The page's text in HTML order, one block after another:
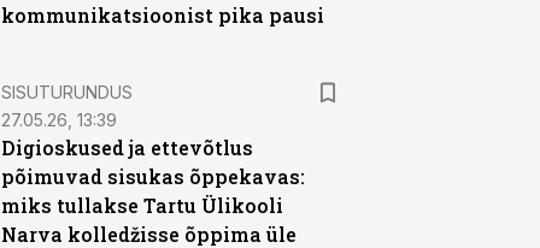
kommunikatsioonist pika pausi
ST
SISUTURUNDUS
27.05.26, 13:39
Digioskused ja ettevõtlus
põimuvad sisukas õppekavas:
miks tullakse Tartu Ülikooli
Narva kolledžisse õppima üle